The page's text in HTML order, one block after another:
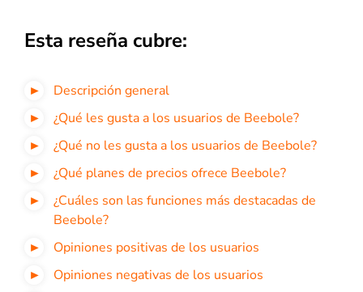
Esta reseña cubre:
Descripción general
¿Qué les gusta a los usuarios de Beebole?
¿Qué no les gusta a los usuarios de Beebole?
¿Qué planes de precios ofrece Beebole?
¿Cuáles son las funciones más destacadas de
Beebole?
Opiniones positivas de los usuarios
Opiniones negativas de los usuarios